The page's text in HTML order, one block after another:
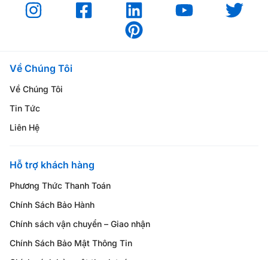
Về Chúng Tôi
Về Chúng Tôi
Tin Tức
Liên Hệ
Hỗ trợ khách hàng
Phương Thức Thanh Toán
Chính Sách Bảo Hành
Chính sách vận chuyển – Giao nhận
Chính Sách Bảo Mật Thông Tin